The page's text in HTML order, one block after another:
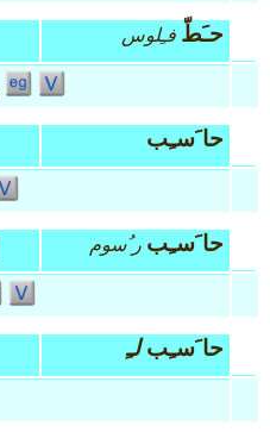
حـَطّ فـِلوس
حا َسـِب
حا َسـِب ر ُسوم
حا َسـِبلـِ